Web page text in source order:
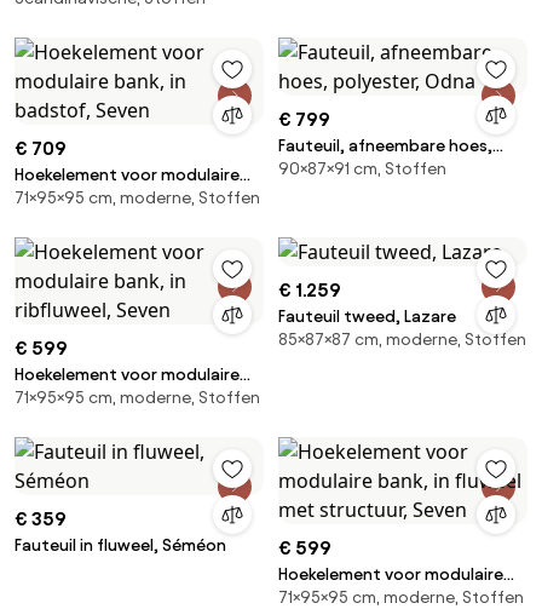
€ 709
Hoekelement voor modulaire
bank, in badstof, Seven
71×95×95 cm, moderne, Stoffen
€ 799
Fauteuil, afneembare hoes,
polyester, Odna
90×87×91 cm, Stoffen
€ 599
Hoekelement voor modulaire
bank, in ribfluweel, Seven
71×95×95 cm, moderne, Stoffen
€ 1.259
Fauteuil tweed, Lazare
85×87×87 cm, moderne, Stoffen
€ 359
Fauteuil in fluweel, Séméon € 599
Hoekelement voor modulaire
bank, in fluweel met structuur,
71×95×95 cm, moderne, Stoffen